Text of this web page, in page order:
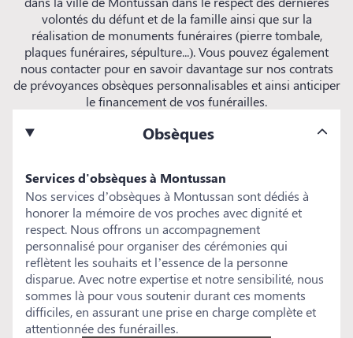
volontés du défunt et de la famille ainsi que sur la
réalisation de monuments funéraires (pierre tombale,
plaques funéraires, sépulture...). Vous pouvez également
nous contacter pour en savoir davantage sur nos contrats
de prévoyances obsèques personnalisables et ainsi anticiper
le financement de vos funérailles.
Obsèques
Services d'obsèques à Montussan
Nos services d’obsèques à Montussan sont dédiés à
honorer la mémoire de vos proches avec dignité et
respect. Nous offrons un accompagnement
personnalisé pour organiser des cérémonies qui
reflètent les souhaits et l’essence de la personne
disparue. Avec notre expertise et notre sensibilité, nous
sommes là pour vous soutenir durant ces moments
difficiles, en assurant une prise en charge complète et
attentionnée des funérailles.